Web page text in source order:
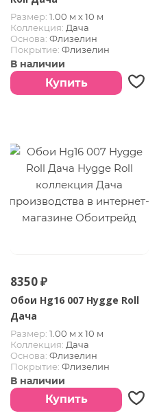
Размер: 1.00 м х 10 м
Коллекция: Дача
Основа: Флизелин
Покрытие: Флизелин
В наличии
Купить
8350 ₽
Обои Hg16 007 Hygge Roll
Дача
Размер: 1.00 м х 10 м
Коллекция: Дача
Основа: Флизелин
Покрытие: Флизелин
В наличии
Купить